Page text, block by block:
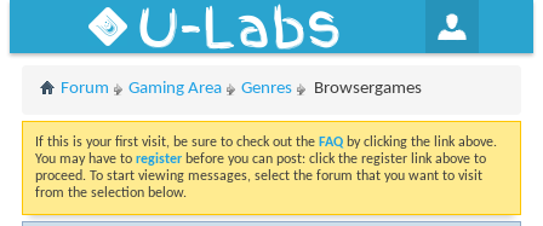
U-Labs
Forum Gaming Area Genres Browsergames
If this is your first visit, be sure to check out the FAQ by clicking the link above.
You may have to register before you can post: click the register link above to
proceed. To start viewing messages, select the forum that you want to visit
from the selection below.